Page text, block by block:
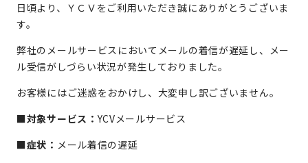
日頃より、ＹＣＶをご利用いただき誠にありがとうございま
す。
弊社のメールサービスにおいてメールの着信が遅延し、メー
ル受信がしづらい状況が発生しておりました。
お客様にはご迷惑をおかけし、大変申し訳ございません。
■対象サービス： YCVメールサービス
■症状： メール着信の遅延